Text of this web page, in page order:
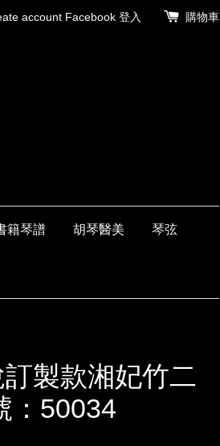
account Facebook 登入 購物車
籍琴譜 胡琴醫美 琴弦
訂製款湘妃竹二
：50034